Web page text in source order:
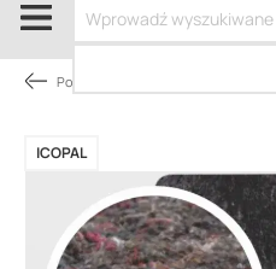
Pokrycie dachów płaskich
ICOPAL